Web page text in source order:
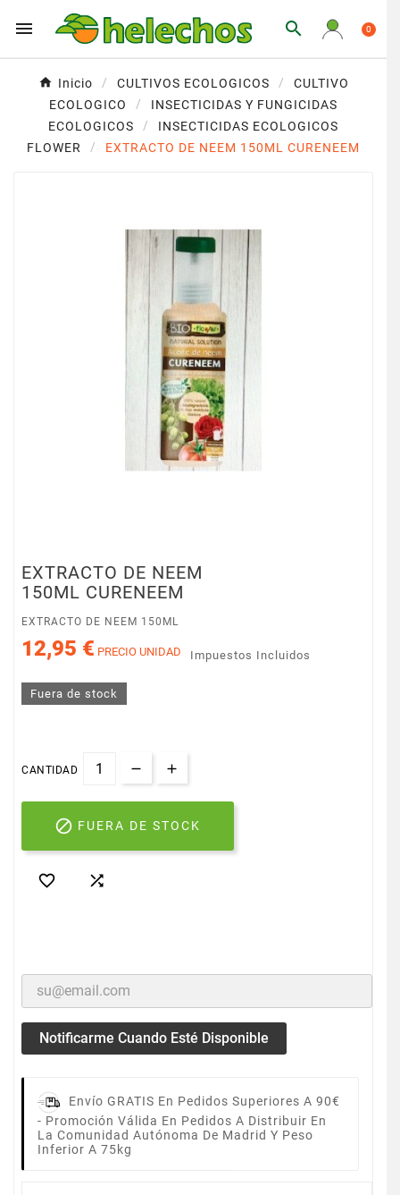
  0
Inicio CULTIVOS ECOLOGICOS
CULTIVO
ECOLOGICO
INSECTICIDAS Y FUNGICIDAS
ECOLOGICOS
INSECTICIDAS ECOLOGICOS
FLOWER
EXTRACTO DE NEEM 150ML CURENEEM
EXTRACTO DE NEEM
150ML CURENEEM
EXTRACTO DE NEEM 150ML
12,95 € PRECIO UNIDAD Impuestos Incluidos
Fuera de stock
CANTIDAD
 FUERA DE STOCK
 
Notificarme Cuando Esté Disponible
Envío GRATIS En Pedidos Superiores A 90€
- Promoción Válida En Pedidos A Distribuir En
La Comunidad Autónoma De Madrid Y Peso
Inferior A 75kg